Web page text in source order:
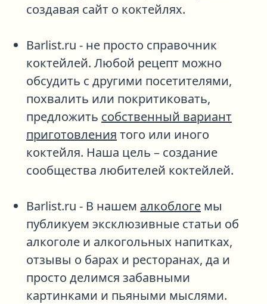
создавая сайт о коктейлях.
Barlist.ru - не просто справочник
коктейлей. Любой рецепт можно
обсудить с другими посетителями,
похвалить или покритиковать,
предложить собственный вариант
приготовления того или иного
коктейля. Наша цель – создание
сообщества любителей коктейлей.
Barlist.ru - В нашем алкоблоге мы
публикуем эксклюзивные статьи об
алкоголе и алкогольных напитках,
отзывы о барах и ресторанах, да и
просто делимся забавными
картинками и пьяными мыслями.